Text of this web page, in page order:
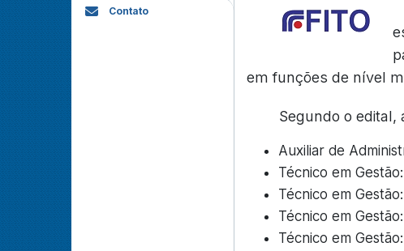
Contato
em funções de nível
Segundo o edital,
Auxiliar de
Técnico em
Técnico em
Técnico em
Técnico em